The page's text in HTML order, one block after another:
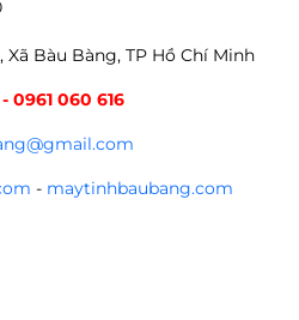
Gen12, Ram 16, SSD 515GB,
hệ
Xã Bàu Bàng, TP Hồ Chí Minh
0961 060 616
- maytinhbaubang.com